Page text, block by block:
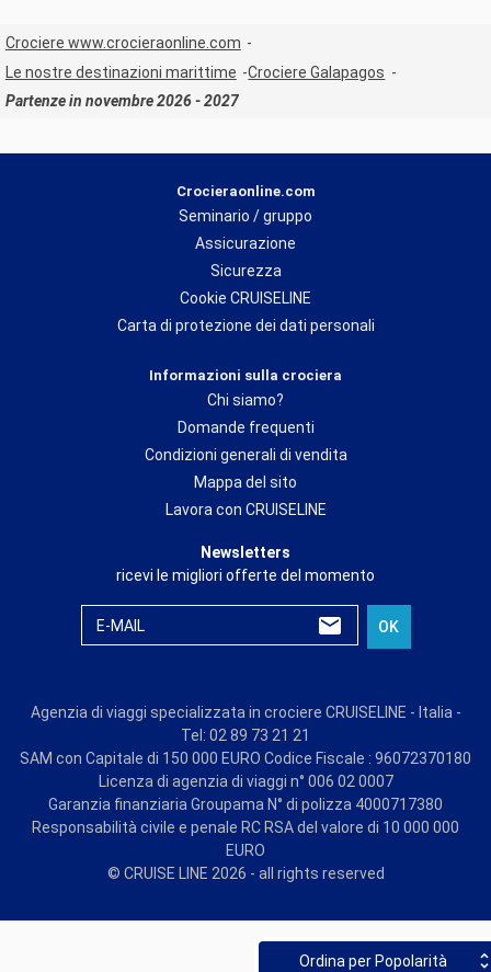
Ordina per Popolarità
Crociere www.crocieraonline.com
Le nostre destinazioni marittime
Crociere Galapagos
Partenze in novembre 2026 - 2027
Crocieraonline.com
Seminario / gruppo
Assicurazione
Sicurezza
Cookie CRUISELINE
Carta di protezione dei dati personali
Informazioni sulla crociera
Chi siamo?
Domande frequenti
Condizioni generali di vendita
Mappa del sito
Lavora con CRUISELINE
Newsletters
ricevi le migliori offerte del momento
E-MAIL OK
Agenzia di viaggi specializzata in crociere CRUISELINE - Italia -
Tel: 02 89 73 21 21
SAM con Capitale di 150 000 EURO Codice Fiscale : 96072370180
Licenza di agenzia di viaggi n° 006 02 0007
Garanzia finanziaria Groupama N° di polizza 4000717380
Responsabilità civile e penale RC RSA del valore di 10 000 000
EURO
© CRUISE LINE 2026 - all rights reserved